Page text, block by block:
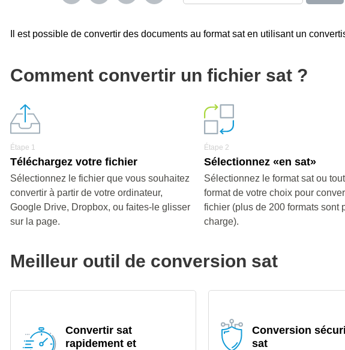
Il est possible de convertir des documents au format sat en utilisant un
Comment convertir un fichier sat ?
Étape 1
Téléchargez votre fichier
Sélectionnez le fichier que vous souhaitez
convertir à partir de votre ordinateur,
Google Drive, Dropbox, ou faites-le glisser
sur la page.
Étape 2
Sélectionnez «en sat»
Sélectionnez le format sat ou
format de votre choix pour
fichier (plus de 200 formats sont
charge).
Meilleur outil de conversion sat
Convertir sat
rapidement et
Conversion
sat